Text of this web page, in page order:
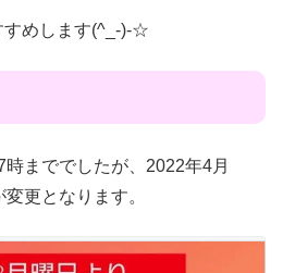
すめします(^_-)-☆
まででしたが、2022年4月
更となります。